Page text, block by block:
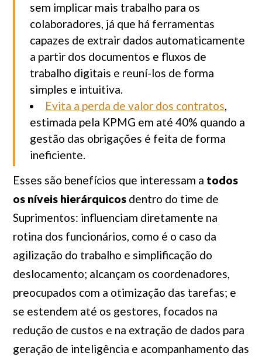
sem implicar mais trabalho para os
colaboradores, já que há ferramentas
capazes de extrair dados automaticamente
a partir dos documentos e fluxos de
trabalho digitais e reuní-los de forma
simples e intuitiva.
Evita a perda de valor dos contratos,
estimada pela KPMG em até 40% quando a
gestão das obrigações é feita de forma
ineficiente.
Esses são benefícios que interessam a todos
os níveis hierárquicosdentro do time de
Suprimentos: influenciam diretamente na
rotina dos funcionários, como é o caso da
agilização do trabalho e simplificação do
deslocamento; alcançam os coordenadores,
preocupados com a otimização das tarefas; e
se estendem até os gestores, focados na
redução de custos e na extração de dados para
geração de inteligência e acompanhamento das